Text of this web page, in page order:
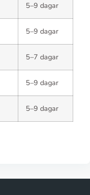
5–9 dagar
5–9 dagar
5–7 dagar
5–9 dagar
5–9 dagar